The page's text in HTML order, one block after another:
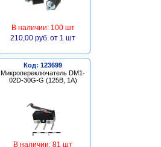
В наличии: 100 шт
210,00 руб. от 1 шт
Код: 123699
Микропереключатель DM1-
02D-30G-G (125В, 1А)
В наличии: 81 шт